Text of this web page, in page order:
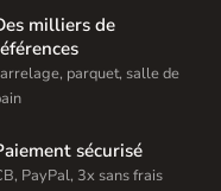
milliers de
parquet, salle de
sécurisé
PayPal, 3x sans frais